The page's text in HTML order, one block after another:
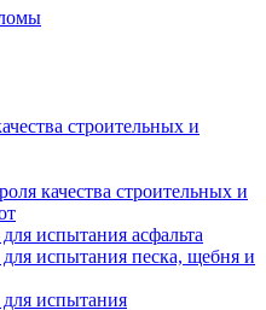
строительных и
качества строительных и
испытания асфальта
испытания песка, щебня и
испытания